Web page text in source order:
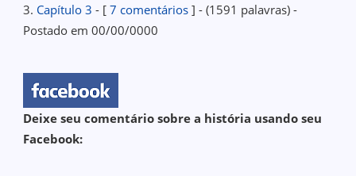
3. Capítulo 3 - [7 comentários ] - (1591 palavras) -
Postado em 00/00/0000
Deixe seu comentário sobre a história usando seu
Facebook: